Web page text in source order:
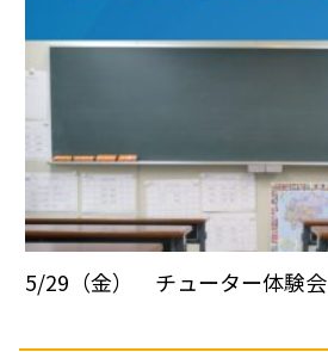
5/29（金） チューター体験会